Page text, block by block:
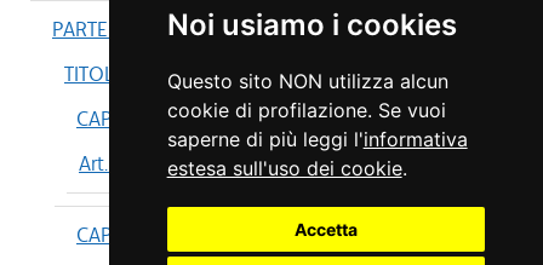
Noi usiamo i cookies
Questo sito NON utilizza alcun
cookie di profilazione. Se vuoi
saperne di più leggi l'informativa
estesa sull'uso dei cookie.
Accetta
PARTE IV
TITOLO I
CAPO I
Art. 199
CAPO II